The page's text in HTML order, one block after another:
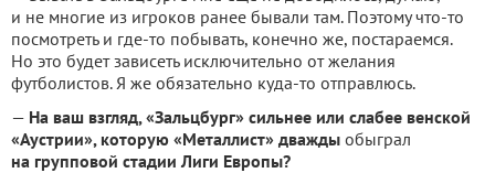
и не многие из игроков ранее бывали там. Поэтому что-то
посмотреть и где-то побывать, конечно же, постараемся.
Но это будет зави­сеть исключительно от желания
футболистов. Я же обязательно куда-то отправлюсь.
— На ваш взгляд, «Зальцбург» сильнее или слабее венской
«Аустрии», которую «Металлист» дважды обыграл
на групповой ста­дии Лиги Европы?